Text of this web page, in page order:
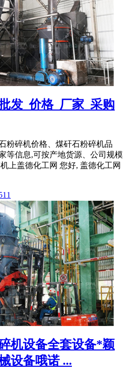
发_价格_厂家_采购
粉碎机价格、煤矸石粉碎机品
等信息,可按产地货源、公司规模
上盖德化工网 您好, 盖德化工网
机设备全套设备*颖
设备哦诺 ...